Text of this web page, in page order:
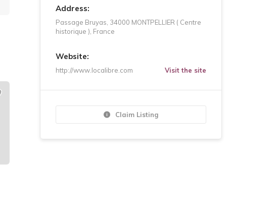
Address:
Passage Bruyas, 34000 MONTPELLIER ( Centre
historique ), France
Website:
http://www.localibre.com Visit the site
Claim Listing